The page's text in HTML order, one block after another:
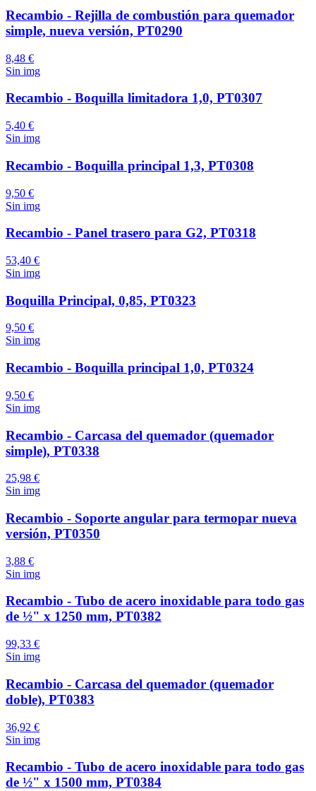
Recambio - Rejilla de combustión para quemador
simple, nueva versión, PT0290
8,48 €
Sin img
Recambio - Boquilla limitadora 1,0, PT0307
5,40 €
Sin img
Recambio - Boquilla principal 1,3, PT0308
9,50 €
Sin img
Recambio - Panel trasero para G2, PT0318
53,40 €
Sin img
Boquilla Principal, 0,85, PT0323
9,50 €
Sin img
Recambio - Boquilla principal 1,0, PT0324
9,50 €
Sin img
Recambio - Carcasa del quemador (quemador
simple), PT0338
25,98 €
Sin img
Recambio - Soporte angular para termopar nueva
versión, PT0350
3,88 €
Sin img
Recambio - Tubo de acero inoxidable para todo gas
de ½" x 1250 mm, PT0382
99,33 €
Sin img
Recambio - Carcasa del quemador (quemador
doble), PT0383
36,92 €
Sin img
Recambio - Tubo de acero inoxidable para todo gas
de ½" x 1500 mm, PT0384